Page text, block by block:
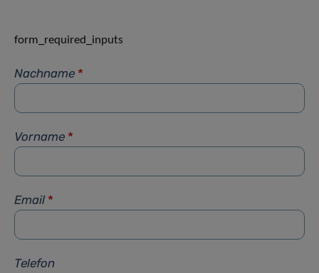
form_required_inputs
Nachname *
Vorname *
Email *
Telefon